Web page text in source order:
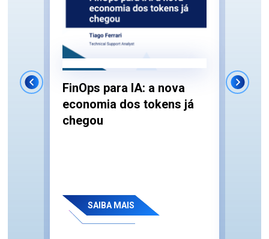
FinOps para IA: a nova
economia dos tokens já
chegou
SAIBA MAIS